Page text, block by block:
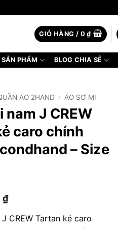
GIỎ HÀNG / 0₫
SẢN PHẨM BLOG CHIA SẺ
ÁO 2HAND / ÁO SƠ MI
nam J CREW
caro chính
– Size
₫
CREW Tartan kẻ caro